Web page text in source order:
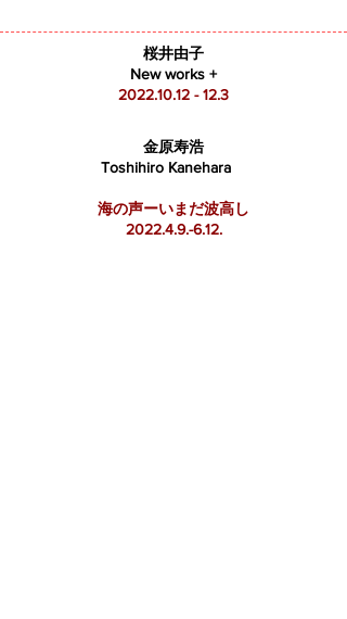
桜井由子
New works +
2022.10.12 - 12.3
​金原寿浩
Toshihiro Kanehara
海の声ーいまだ波高し
2022.4.9.-6.12.